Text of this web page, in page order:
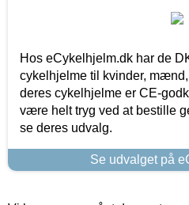
Hos eCykelhjelm.dk har de
cykelhjelme til kvinder,
deres cykelhjelme er CE-
være helt tryg ved at bestille
se deres udvalg.
Se udvalget på